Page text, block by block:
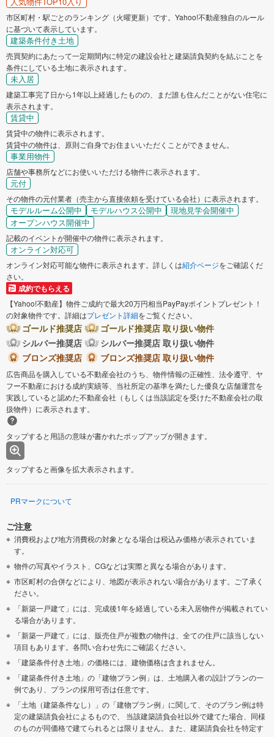
市区町村・駅ごとのランキング（火曜更新）です。Yahoo!不動産独自のルール
に基づいて表示しています。
建築条件付き土地
売買契約にあたって一定期間内に特定の建設会社と建築請負契約を結ぶことを
条件にしている土地に表示されます。
未入居
建築工事完了日から1年以上経過したものの、まだ誰も住んだことがない住宅に
表示されます。
賃貸中
賃貸中の物件に表示されます。
賃貸中の物件は、原則ご自身でお住まいいただくことができません。
事業用物件
店舗や事務所などにお使いいただける物件に表示されます。
元付
その物件の元付業者（売主から直接依頼を受けている会社）に表示されます。
モデルルーム公開中 モデルハウス公開中
現地見学会開催中
オープンハウス開催中
記載のイベントが開催中の物件に表示されます。
オンライン対応可
オンライン対応可能な物件に表示されます。詳しくは紹介ページをご確認くだ
さい。
成約でもらえる
【Yahoo!不動産】物件ご成約で最大20万円相当PayPayポイントプレゼント！
の対象物件です。詳細はプレゼント詳細をご覧ください。
ゴールド推奨店
ゴールド推奨店 取り扱い物件
シルバー推奨店
シルバー推奨店 取り扱い物件
ブロンズ推奨店
ブロンズ推奨店 取り扱い物件
広告商品を購入している不動産会社のうち、物件情報の正確性、法令遵守、ヤ
フー不動産における成約実績等、当社所定の基準を満たした優良な店舗運営を
実践していると認めた不動産会社（もしくは当該認定を受けた不動産会社の取
扱物件）に表示されます。
タップすると用語の意味が書かれたポップアップが開きます。
タップすると画像を拡大表示されます。
PRマークについて
ご注意
消費税および地方消費税の対象となる場合は税込み価格が表示されていま
す。
物件の写真やイラスト、CGなどは実際と異なる場合があります。
市区町村の合併などにより、地図が表示されない場合があります。ご了承く
ださい。
「新築一戸建て」には、完成後1年を経過している未入居物件が掲載されてい
る場合があります。
「新築一戸建て」には、販売住戸が複数の物件は、全ての住戸に該当しない
項目もあります。各問い合わせ先にご確認ください。
「建築条件付き土地」の価格には、建物価格は含まれません。
「建築条件付き土地」の「建物プラン例」は、土地購入者の設計プランの一
例であり、プランの採用可否は任意です。
「土地（建築条件なし）」の「建物プラン例」に関して、そのプラン例は特
定の建築請負会社によるもので、 当該建築請負会社以外で建てた場合、同様
のものが同価格で建てられるとは限りません。また、建築請負会社を特定す